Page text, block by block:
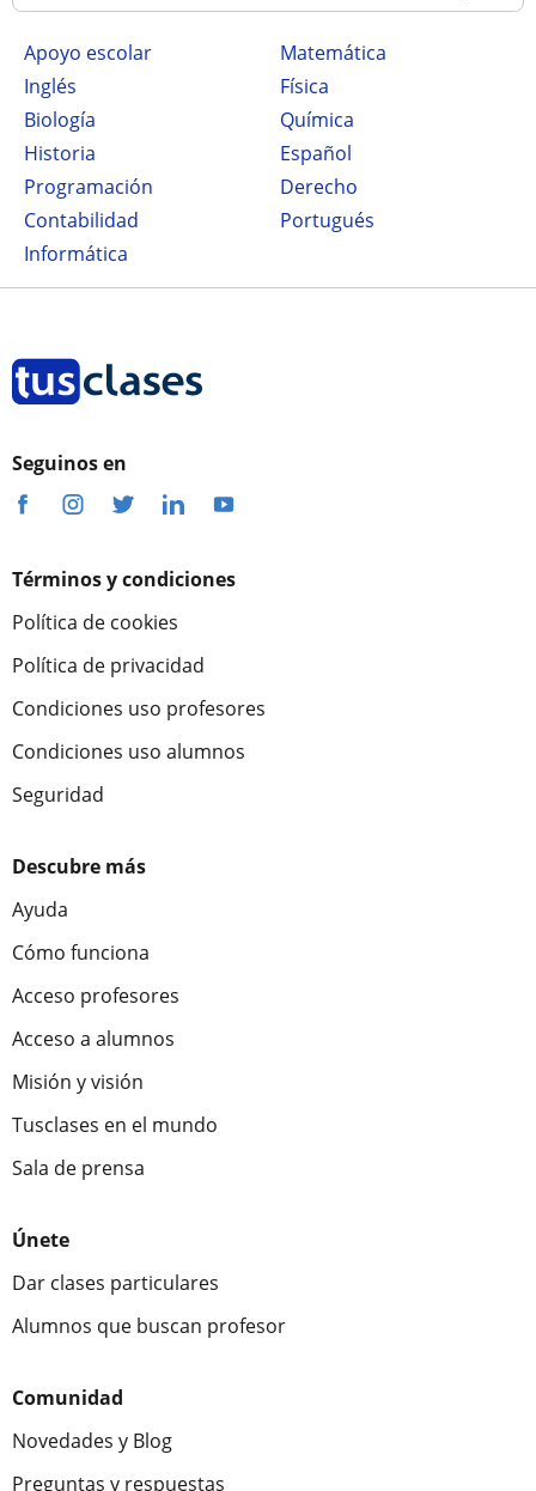
Apoyo escolar
Matemática
Inglés
Física
Biología
Química
Historia
Español
Programación
Derecho
Contabilidad
Portugués
Informática
Seguinos en
Términos y condiciones
Política de cookies
Política de privacidad
Condiciones uso profesores
Condiciones uso alumnos
Seguridad
Descubre más
Ayuda
Cómo funciona
Acceso profesores
Acceso a alumnos
Misión y visión
Tusclases en el mundo
Sala de prensa
Únete
Dar clases particulares
Alumnos que buscan profesor
Comunidad
Novedades y Blog
Preguntas y respuestas